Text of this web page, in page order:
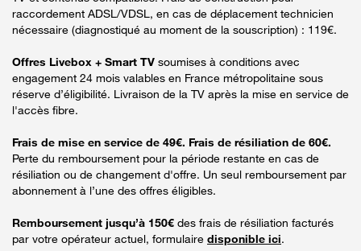
raccordement ADSL/VDSL, en cas de déplacement technicien
nécessaire (diagnostiqué au moment de la souscription) : 119€.
Offres Livebox + Smart TV soumises à conditions avec
engagement 24 mois valables en France métropolitaine sous
réserve d’éligibilité. Livraison de la TV après la mise en service de
l'accès fibre.
Frais de mise en service de 49€. Frais de résiliation de 60€.
Perte du remboursement pour la période restante en cas de
résiliation ou de changement d'offre. Un seul remboursement par
abonnement à l’une des offres éligibles.
Remboursement jusqu’à 150€ des frais de résiliation facturés
par votre opérateur actuel, formulaire disponible ici.